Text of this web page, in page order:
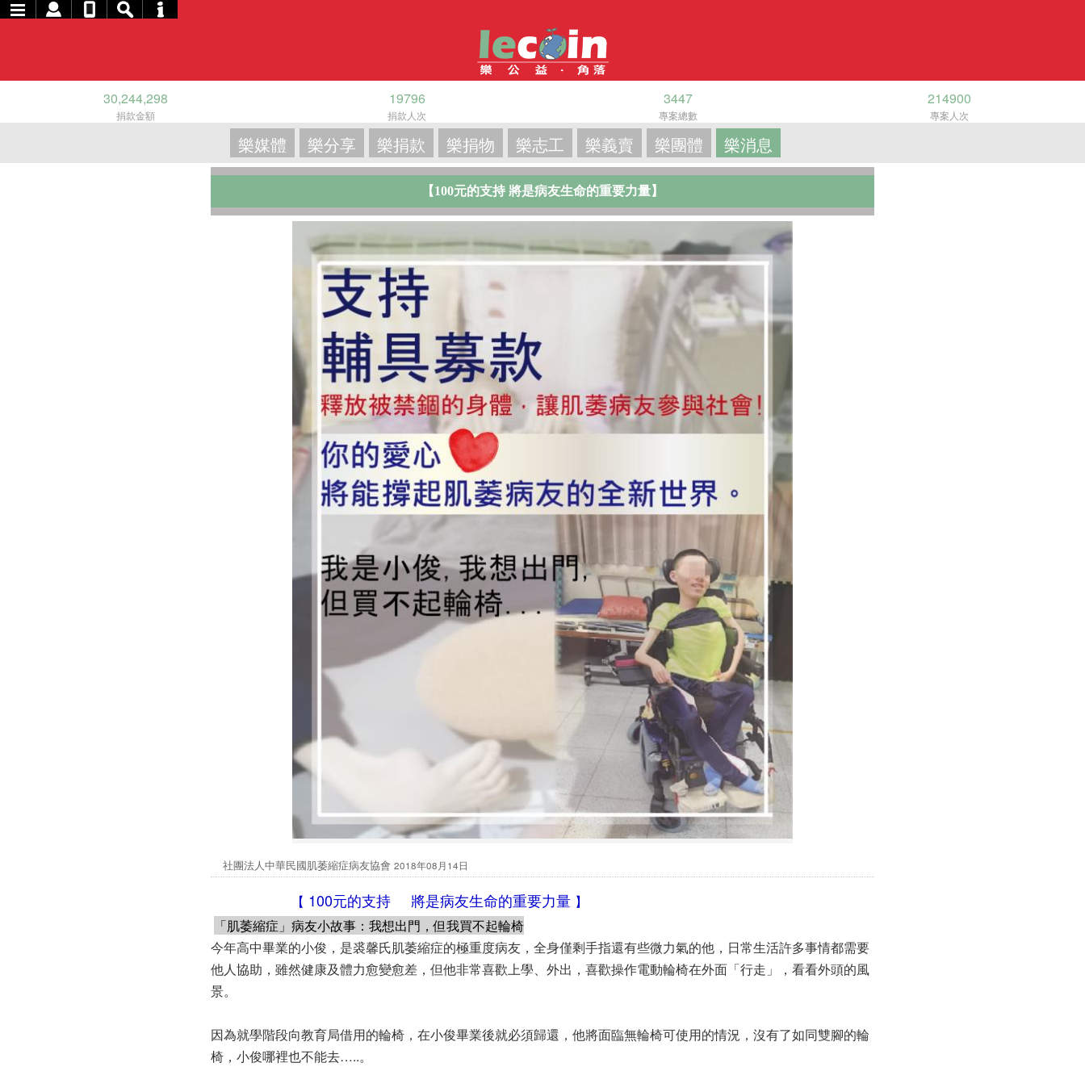
30,244,298
捐款金額
19796
捐款人次
3447
專案總數
214900
專案人次
樂媒體 樂分享 樂捐款 樂捐物 樂志工 樂義賣 樂團體 樂消息
【100元的支持 將是病友生命的重要力量】
社團法人中華民國肌萎縮症病友協會 2018年08月14日
【 100元的支持 將是病友生命的重要力量 】
「肌萎縮症」病友小故事：我想出門，但我買不起輪椅
今年高中畢業的小俊，是裘馨氏肌萎縮症的極重度病友，全身僅剩手指還有些微力氣的他，日常生活許多事情都需要
他人協助，雖然健康及體力愈變愈差，但他非常喜歡上學、外出，喜歡操作電動輪椅在外面「行走」，看看外頭的風
景。
因為就學階段向教育局借用的輪椅，在小俊畢業後就必須歸還，他將面臨無輪椅可使用的情況，沒有了如同雙腳的輪
椅，小俊哪裡也不能去…..。